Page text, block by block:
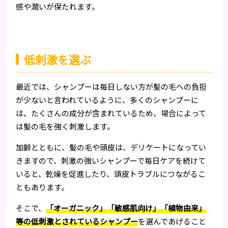
感や潤いが保たれます。
低刺激を選ぶ
最近では、シャンプーは毎日しない方が髪の毛への負担
が少ないと言われているように、多くのシャンプーに
は、たくさんの成分が含まれているため、場合によって
は髪の毛を強く刺激します。
加齢とともに、髪の毛や頭皮は、デリケートになってい
きますので、刺激の強いシャンプーで毎日ケアを続けて
いると、乾燥を促進したり、頭皮トラブルにつながるこ
ともあります。
そこで、「オーガニック」「敏感肌向け」「植物由来」
等の低刺激とされているシャンプーを選んであげること